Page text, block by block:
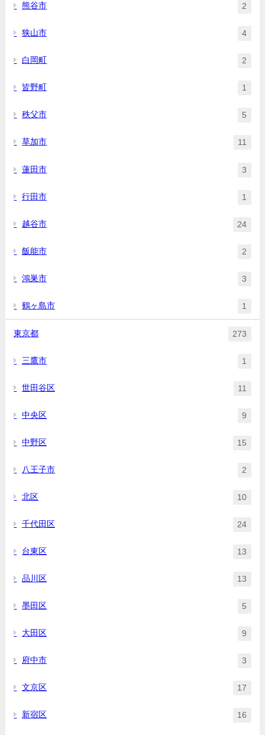
熊谷市 2
狭山市 4
白岡町 2
皆野町 1
秩父市 5
草加市 11
蓮田市 3
行田市 1
越谷市 24
飯能市 2
鴻巣市 3
鶴ヶ島市 1
東京都 273
三鷹市 1
世田谷区 11
中央区 9
中野区 15
八王子市 2
北区 10
千代田区 24
台東区 13
品川区 13
墨田区 5
大田区 9
府中市 3
文京区 17
新宿区 16